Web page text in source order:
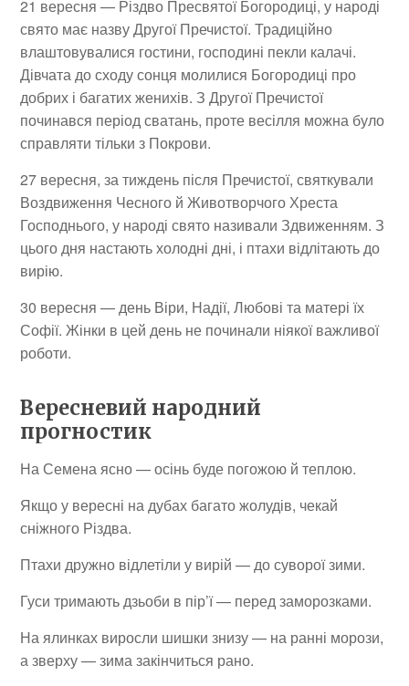
21 вересня— Різдво Пресвятої Богородиці, у народі
свято має назву Другої Пречистої. Традиційно
влаштовувалися гостини, господині пекли калачі.
Дівчата до сходу сонця молилися Богородиці про
добрих і багатих женихів. З Другої Пречистої
починався період сватань, проте весілля можна було
справляти тільки з Покрови.
27 вересня, за тиждень після Пречистої, святкували
Воздвиження Чесного й Животворчого Хреста
Господнього, у народі свято називали Здвиженням. З
цього дня настають холодні дні, і птахи відлітають до
вирію.
30 вересня—день Віри, Надії, Любові та матері їх
Софії. Жінки в цей день не починали ніякої важливої
роботи.
Вересневий народний
прогностик
На Семена ясно — осінь буде погожою й теплою.
Якщо у вересні на дубах багато жолудів, чекай
сніжного Різдва.
Птахи дружно відлетіли у вирій — до суворої зими.
Гуси тримають дзьоби в пір’ї — перед заморозками.
На ялинках виросли шишки знизу — на ранні морози,
а зверху — зима закінчиться рано.